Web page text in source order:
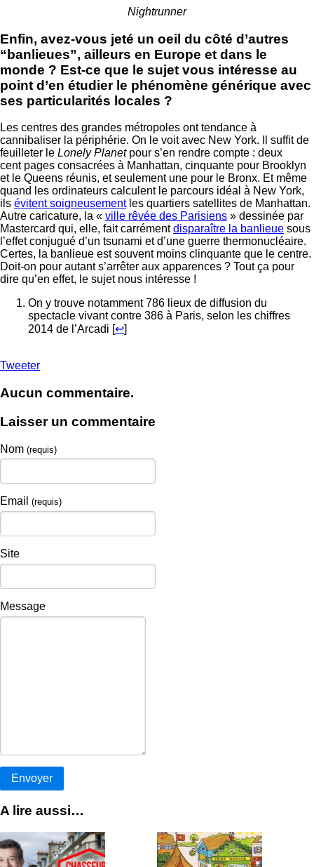
Nightrunner
Enfin, avez-vous jeté un oeil du côté d’autres
“banlieues”, ailleurs en Europe et dans le
monde ? Est-ce que le sujet vous intéresse au
point d’en étudier le phénomène générique avec
ses particularités locales ?
Les centres des grandes métropoles ont tendance à
cannibaliser la périphérie. On le voit avec New York. Il suffit de
feuilleter le Lonely Planetpour s’en rendre compte : deux
cent pages consacrées à Manhattan, cinquante pour Brooklyn
et le Queens réunis, et seulement une pour le Bronx. Et même
quand les ordinateurs calculent le parcours idéal à New York,
ils évitent soigneusementles quartiers satellites de Manhattan.
Autre caricature, la « ville rêvée des Parisiens » dessinée par
Mastercard qui, elle, fait carrémentdisparaître la banlieue sous
l’effet conjugué d’un tsunami et d’une guerre thermonucléaire.
Certes, la banlieue est souvent moins clinquante que le centre.
Doit-on pour autant s’arrêter aux apparences ? Tout ça pour
dire qu’en effet, le sujet nous intéresse !
On y trouve notamment 786 lieux de diffusion du
spectacle vivant contre 386 à Paris, selon les chiffres
2014 de l’Arcadi [↩]
Tweeter
Aucun commentaire.
Laisser un commentaire
Nom (requis)
Email (requis)
Site
Message
A lire aussi…